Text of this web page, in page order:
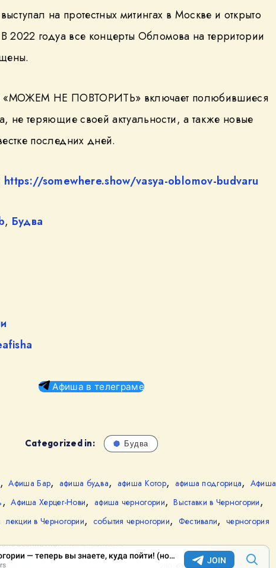
на протестных митингах в Москве и открыто
2022 годуа все концерты Обломова на территории
«МОЖЕМ НЕ ПОВТОРИТЬ» включает полюбившиеся
не теряющие своей актуальности, а также новые
последних дней.
https://somewhere.show/vasya-oblomov-budvaru
, Будва
Афиша в телеграме
Categorized in: Будва
, Афиша Бар, афиша будва, афиша Котор, афиша подгорица, Афиша
, Афиша Херцег-Нови, афиша черногории, Выставки в Черногории,
лекции в Черногории, события черногории, Фестивали, черногория